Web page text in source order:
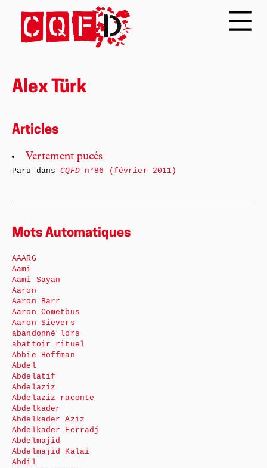
Alex Türk
Articles
Vertement pucés
Paru dansCQFDn°86 (février 2011)
Mots Automatiques
AAARG
Aami
Aami Sayan
Aaron
Aaron Barr
Aaron Cometbus
Aaron Sievers
abandonné lors
abattoir rituel
Abbie Hoffman
Abdel
Abdelatif
Abdelaziz
Abdelaziz raconte
Abdelkader
Abdelkader Aziz
Abdelkader Ferradj
Abdelmajid
Abdelmajid Kalai
Abdil